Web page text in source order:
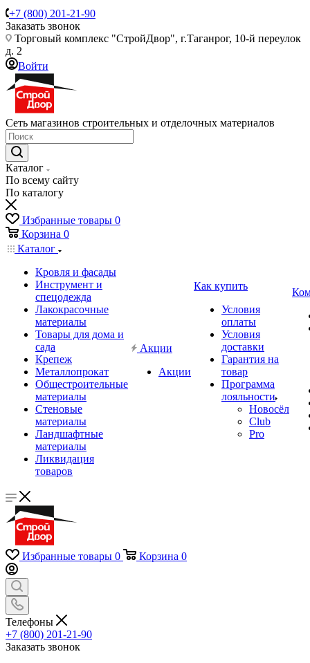
+7 (800) 201-21-90
Заказать звонок
Торговый комплекс "СтройДвор", г.Таганрог, 10-й переулок
д. 2
Войти
Сеть магазинов строительных и отделочных материалов
Каталог
По всему сайту
По каталогу
Избранные товары 0
Корзина 0
Каталог
Кровля и фасады
Инструмент и
спецодежда
Лакокрасочные
материалы
Товары для дома и
сада
Крепеж
Металлопрокат
Общестроительные
материалы
Стеновые
материалы
Ландшафтные
материалы
Ликвидация
товаров
Акции
Акции
Как купить
Условия
оплаты
Условия
доставки
Гарантия на
товар
Программа
лояльности
Новосёл
Club
Pro
Избранные товары 0 Корзина 0
Телефоны
+7 (800) 201-21-90
Заказать звонок